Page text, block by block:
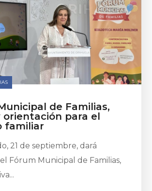
de Familias,
orientación para el
familiar
21 de septiembre, dará
Fórum Municipal de Familias,